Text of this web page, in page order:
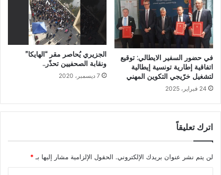
في حضور السفير الايطالي: توقيع
اتفاقية إطارية تونسية إيطالية
لتشغيل خرّيجي التكوين المهني
24 فبراير، 2025
الجزيري يُحاصر مقر “الهايكا”
ونقابة الصحفيين تحذّر..
7 ديسمبر، 2020
اترك تعليقاً
لن يتم نشر عنوان بريدك الإلكتروني. الحقول الإلزامية مشار إليها بـ *